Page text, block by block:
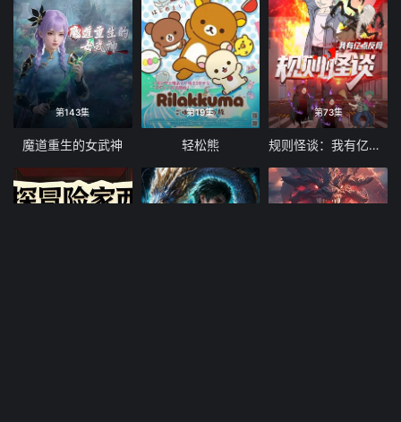
第143集
魔道重生的女武神
第19集
轻松熊
第73集
规则怪谈：我有亿点反骨